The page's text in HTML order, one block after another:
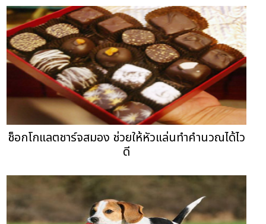
ช็อกโกแลตชาร์จสมอง ช่วยให้หัวแล่นทำคำนวณได้ไว
ดี